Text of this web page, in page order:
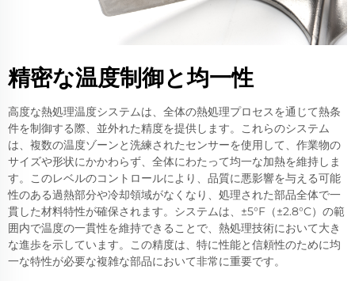
精密な温度制御と均一性
高度な熱処理温度システムは、全体の熱処理プロセスを通じて熱条
件を制御する際、並外れた精度を提供します。これらのシステム
は、複数の温度ゾーンと洗練されたセンサーを使用して、作業物の
サイズや形状にかかわらず、全体にわたって均一な加熱を維持しま
す。このレベルのコントロールにより、品質に悪影響を与える可能
性のある過熱部分や冷却領域がなくなり、処理された部品全体で一
貫した材料特性が確保されます。システムは、±5°F（±2.8°C）の範
囲内で温度の一貫性を維持できることで、熱処理技術において大き
な進歩を示しています。この精度は、特に性能と信頼性のために均
一な特性が必要な複雑な部品において非常に重要です。